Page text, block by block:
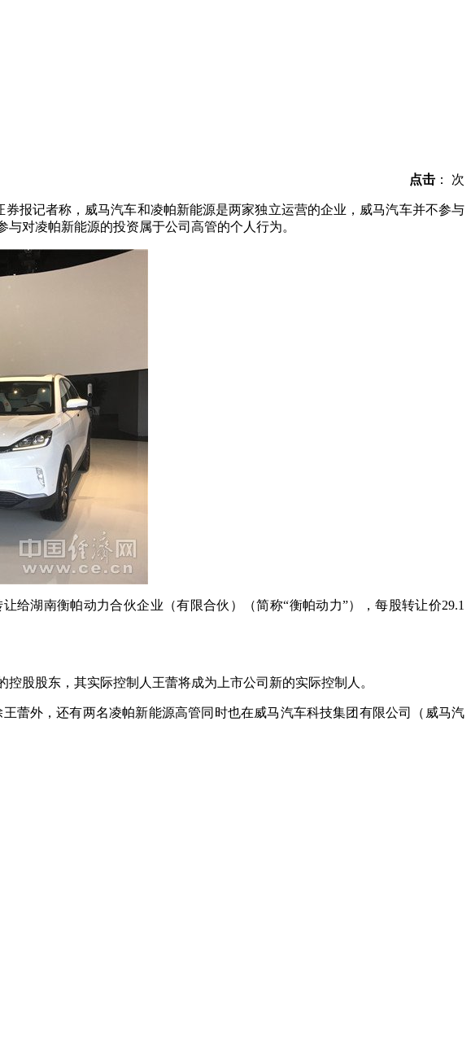
点击 ： 次
报记者称，威马汽车和凌帕新能源是两家独立运营的企业，威马汽车并不参与
与对凌帕新能源的投资属于公司高管的个人行为。
湖南衡帕动力合伙企业（有限合伙）（简称“衡帕动力”），每股转让价29.1
控股股东，其实际控制人王蕾将成为上市公司新的实际控制人。
外，还有两名凌帕新能源高管同时也在威马汽车科技集团有限公司（威马汽